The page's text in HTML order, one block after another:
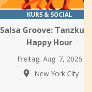
KURS & SOCIAL
Salsa Groove:
Happy Hour
Freitag, Aug. 7, 2026
New York City